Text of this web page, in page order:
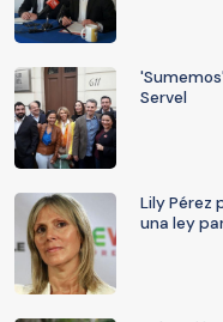
Servel
Lily Pérez
una ley